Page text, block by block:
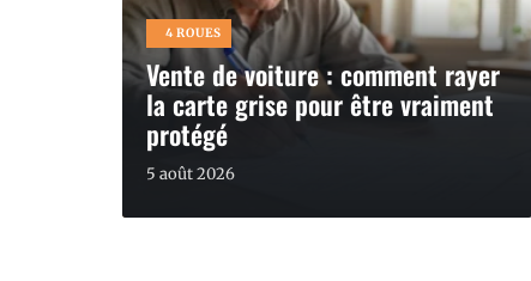
4 ROUES
Vente de voiture : comment rayer
la carte grise pour être vraiment
protégé
5 août 2026